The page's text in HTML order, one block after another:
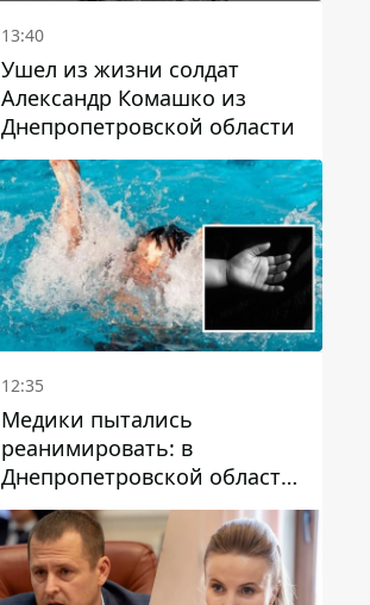
13:40
Ушел из жизни солдат
Александр Комашко из
Днепропетровской области
12:35
Медики пытались
реанимировать: в
Днепропетровской области
двухлетний мальчик утонул
в бассейне